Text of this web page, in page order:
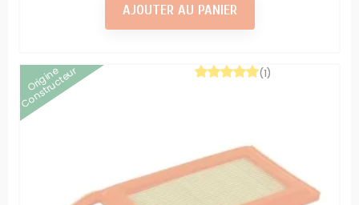
AJOUTER AU PANIER
Origine
Constructeur (1)